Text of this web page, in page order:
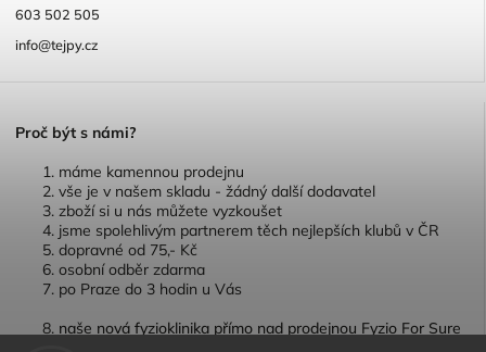
603 502 505
info@tejpy.cz
Proč být s námi?
máme kamennou prodejnu
vše je v našem skladu - žádný další dodavatel
zboží si u nás můžete vyzkoušet
jsme spolehlivým partnerem těch nejlepších klubů v ČR
dopravné od 75,- Kč
osobní odběr zdarma
po Praze do 3 hodin u Vás
naše nová fyzioklinika přímo nad prodejnou Fyzio For Sure